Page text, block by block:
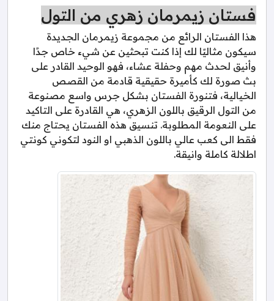
فستان زيمرمان زهري من التول
هذا الفستان الرائع من مجموعة زيمرمان الجديدة
سيكون مثاليًا لك إذا كنت تبحثين عن شيء خاص جدًا
وأنيق لحدث مهم وحفلة عشاء، فهو الوحيد القادر على
بث صورة لك كأميرة حقيقية قادمة من القصص
الخيالية، فتنورة الفستان بشكل جرس واسع مصنوعة
من التول الرقيق باللون الزهري، هي القادرة على التاكيد
على النعومة المطلوبة. تنسيق هذه الفستان يحتاج منك
فقط الى كعب عالي باللون الذهبي او النود لتكوني كونتي
اطلالة كاملة وانيقة.